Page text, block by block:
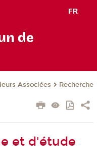
FR
de
Associées Recherche
et d'étude